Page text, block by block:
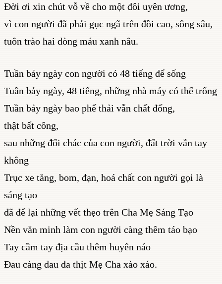
Đời ơi xin chút vỗ về cho một đôi uyên ương,
vì con người đã phải gục ngã trên đồi cao, sông sâu,
tuôn trào hai dòng máu xanh nâu.
Tuần bảy ngày con người có 48 tiếng để sống
Tuần bảy ngày, 48 tiếng, những nhà máy có thể trống
Tuần bảy ngày bao phế thải vẫn chất đống,
thật bất công,
sau những đổi chác của con người, đất trời vẫn tay
không
Trục xe tăng, bom, đạn, hoá chất con người gọi là
sáng tạo
đã để lại những vết thẹo trên Cha Mẹ Sáng Tạo
Nền văn minh làm con người càng thêm táo bạo
Tay cầm tay địa cầu thêm huyên náo
Đau càng đau da thịt Mẹ Cha xào xáo.